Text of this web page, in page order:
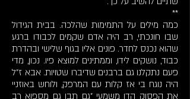
**
כמה מילים על התמימות שהלכה. בבית הגידול
שבו חונכתי, רב היה אדם שקמים לכבודו ברגע
שהוא נכנס לחדר. פונים אליו בגוף שלישי ובהדרת
כבוד, נושקים לידו, וממתינים למוצא פיו. נכון, מדי
פעם נתקלנו גם ברבנים שדיברו שטויות. אבא ז"ל
היה נוגח בי אז קלות עם המרפק, ולוחש באוזניי
את הפסוק הדו משמעי "גם תבן גם מספוא רב